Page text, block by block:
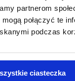
partnerom
połączyć te
podczas
ciasteczka